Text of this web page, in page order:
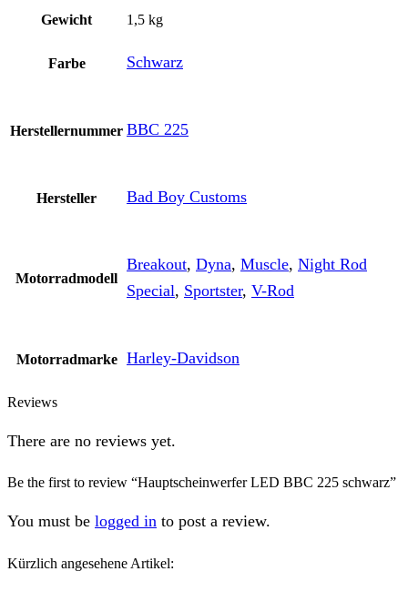
Gewicht 1,5 kg
Farbe Schwarz
Herstellernummer BBC 225
Hersteller Bad Boy Customs
Motorradmodell
Breakout, Dyna, Muscle, Night Rod
Special, Sportster, V-Rod
Motorradmarke Harley-Davidson
Reviews
There are no reviews yet.
Be the first to review “Hauptscheinwerfer LED BBC 225 schwarz”
You must be logged in to post a review.
Kürzlich angesehene Artikel: